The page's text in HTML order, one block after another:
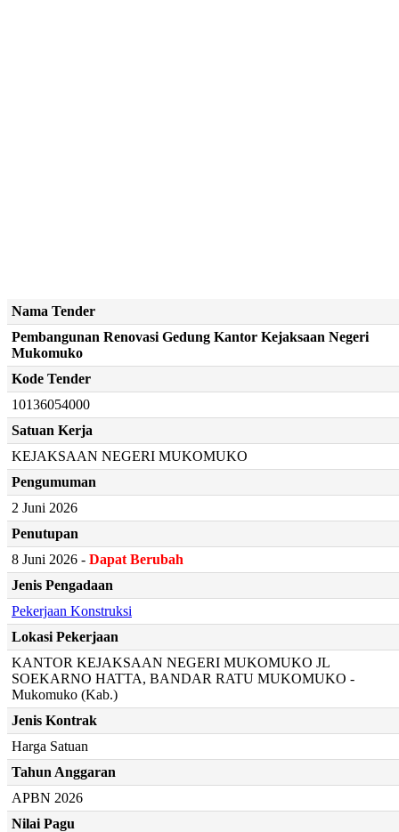
Nama Tender
Pembangunan Renovasi Gedung Kantor Kejaksaan Negeri
Mukomuko
Kode Tender
10136054000
Satuan Kerja
KEJAKSAAN NEGERI MUKOMUKO
Pengumuman
2 Juni 2026
Penutupan
8 Juni 2026 - Dapat Berubah
Jenis Pengadaan
Pekerjaan Konstruksi
Lokasi Pekerjaan
KANTOR KEJAKSAAN NEGERI MUKOMUKO JL
SOEKARNO HATTA, BANDAR RATU MUKOMUKO -
Mukomuko (Kab.)
Jenis Kontrak
Harga Satuan
Tahun Anggaran
APBN 2026
Nilai Pagu